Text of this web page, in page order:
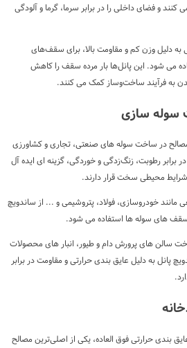
و فضای داخلی را در برابر سرما، گرما و آلودگی
دلیل وزن کم و مقاومت بالا، برای سقف‌های
می شود. این پانل‌ها بار مرده سقف را کاهش
به فرآیند ساخت‌وساز کمک می کنند.
سوله سازی
مصالح در ساخت سوله های صنعتی، تجاری و کشاورزی
رطوبت، زنگ‌زدگی و خوردگی، گزینه ای ایده آل
محیطی سخت قرار دارند.
مانند خودروسازی، فولاد، پتروشیمی و ... از ساندویچ
سقف های سوله ها استفاده می شود.
سالن های پرورش دام و طیور، انبار های محصولات
پانل به دلیل عایق بندی حرارتی و مقاومت در برابر
بندی حرارتی فوق العاده، یکی از اصلی‌ترین مصالح